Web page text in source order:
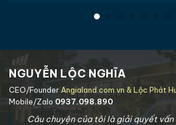
NGUYỄN LỘC NGHĨA
CEO/Founder Angialand.com.vn & Lộc Phát
Mobile/Zalo 0937.098.890
Câu chuyện của tôi là giải quyết vấn